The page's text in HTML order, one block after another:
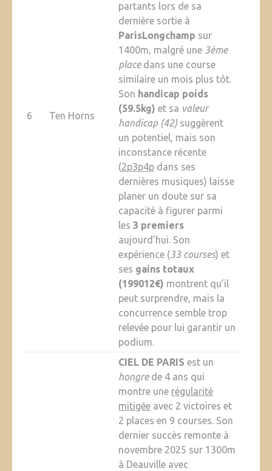
6 Ten Horns
partants lors de sa
dernière sortie à
ParisLongchamp sur
1400m, malgré une 3ème
placedans une course
similaire un mois plus tôt.
Son handicap poids
(59.5kg) et sa valeur
handicap (42)suggèrent
un potentiel, mais son
inconstance récente
(2p3p4pdans ses
dernières musiques) laisse
planer un doute sur sa
capacité à figurer parmi
les 3 premiers
aujourd’hui. Son
expérience (33 courses) et
ses gains totaux
(199012€) montrent qu’il
peut surprendre, mais la
concurrence semble trop
relevée pour lui garantir un
podium.
CIEL DE PARIS est un
hongrede 4 ans qui
montre une régularité
mitigéeavec 2 victoires et
2 places en 9 courses. Son
dernier succès remonte à
novembre 2025 sur 1300m
à Deauville avec